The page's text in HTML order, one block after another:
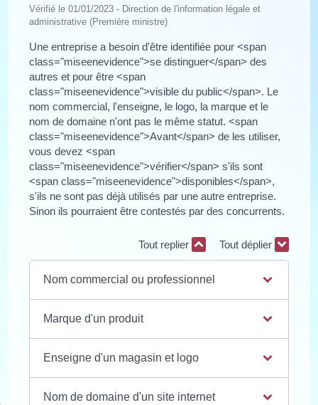
Vérifié le 01/01/2023 - Direction de l'information légale et
administrative (Première ministre)
Une entreprise a besoin d'être identifiée pour <span
class="miseenevidence">se distinguer</span> des
autres et pour être <span
class="miseenevidence">visible du public</span>. Le
nom commercial, l'enseigne, le logo, la marque et le
nom de domaine n'ont pas le même statut. <span
class="miseenevidence">Avant</span> de les utiliser,
vous devez <span
class="miseenevidence">vérifier</span> s'ils sont
<span class="miseenevidence">disponibles</span>,
s'ils ne sont pas déjà utilisés par une autre entreprise.
Sinon ils pourraient être contestés par des concurrents.
Tout replier Tout déplier
Nom commercial ou professionnel
Marque d'un produit
Enseigne d'un magasin et logo
Nom de domaine d'un site internet